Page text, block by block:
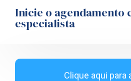
Inicie o agendamento
especialista
Clique aqui para